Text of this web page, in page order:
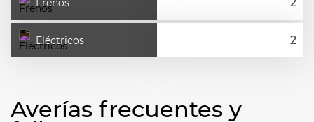
Eléctricos
Averías frecuentes y